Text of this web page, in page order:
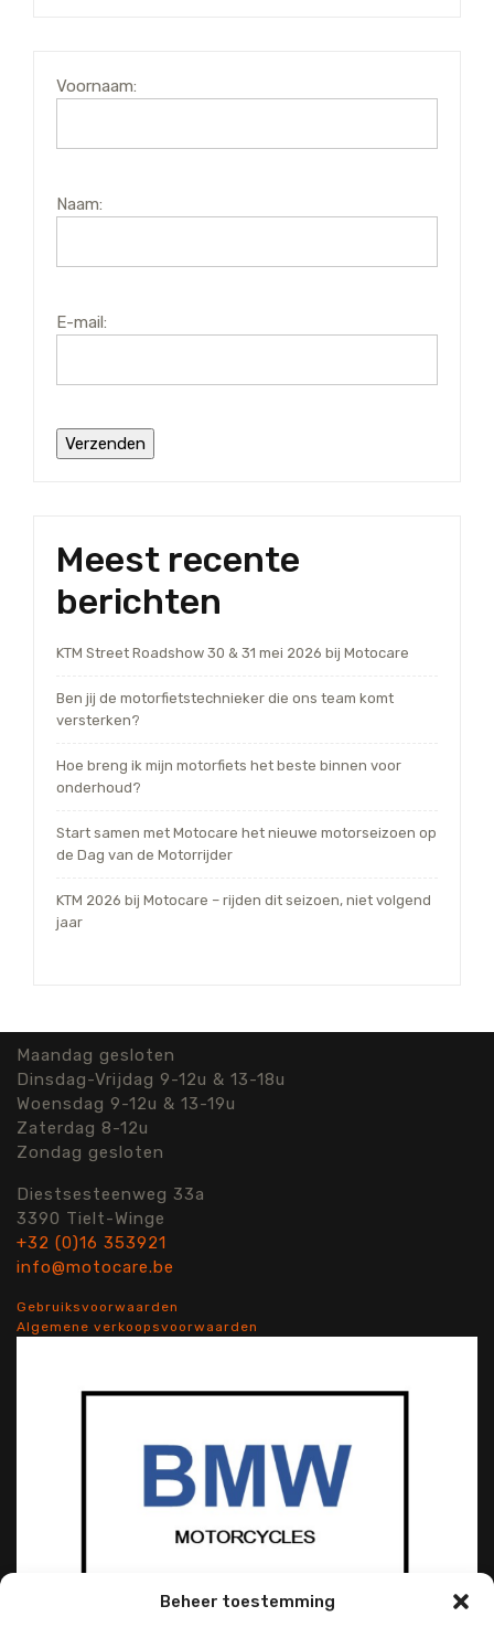
Beheer toestemming
Voornaam:
Naam:
E-mail:
Meest recente
berichten
KTM Street Roadshow 30 & 31 mei 2026 bij Motocare
Ben jij de motorfietstechnieker die ons team komt
versterken?
Hoe breng ik mijn motorfiets het beste binnen voor
onderhoud?
Start samen met Motocare het nieuwe motorseizoen op
de Dag van de Motorrijder
KTM 2026 bij Motocare – rijden dit seizoen, niet volgend
jaar
Maandag gesloten
Dinsdag-Vrijdag 9-12u & 13-18u
Woensdag 9-12u & 13-19u
Zaterdag 8-12u
Zondag gesloten
Diestsesteenweg 33a
3390 Tielt-Winge
+32 (0)16 353921
info@motocare.be
Gebruiksvoorwaarden
Algemene verkoopsvoorwaarden